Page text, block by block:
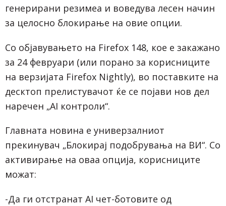
генерирани резимеа и воведува лесен начин
за целосно блокирање на овие опции.
Со објавувањето на Firefox 148, кое е закажано
за 24 февруари (или порано за корисниците
на верзијата Firefox Nightly), во поставките на
десктоп прелистувачот ќе се појави нов дел
наречен „AI контроли“.
Главната новина е универзалниот
прекинувач „Блокирај подобрувања на ВИ“. Со
активирање на оваа опција, корисниците
можат:
-Да ги отстранат AI чет-ботовите од